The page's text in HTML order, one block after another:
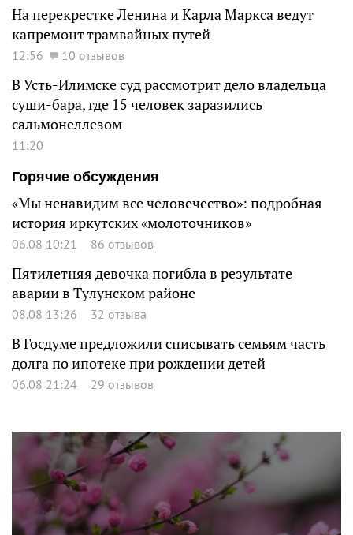
На перекрестке Ленина и Карла Маркса ведут
капремонт трамвайных путей
12:56 10 отзывов
В Усть-Илимске суд рассмотрит дело владельца
суши-бара, где 15 человек заразились
сальмонеллезом
11:20
Горячие обсуждения
«Мы ненавидим все человечество»: подробная
история иркутских «молоточников»
06.08 10:21 86 отзывов
Пятилетняя девочка погибла в результате
аварии в Тулунском районе
08.08 13:26 32 отзыва
В Госдуме предложили списывать семьям часть
долга по ипотеке при рождении детей
06.08 21:24 29 отзывов